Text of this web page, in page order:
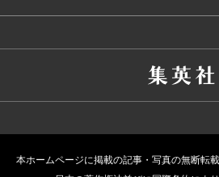
本ホームページに掲載の記事・写真の無断転